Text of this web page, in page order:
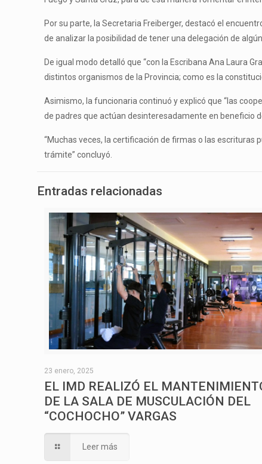
Por su parte, la Secretaria Freiberger, destacó el
de analizar la posibilidad de tener una delegación de
De igual modo detalló que “con la Escribana Ana Laura
distintos organismos de la Provincia; como es la
Asimismo, la funcionaria continuó y explicó que “las
de padres que actúan desinteresadamente en beneficio
“Muchas veces, la certificación de firmas o las
trámite” concluyó.
Entradas relacionadas
23 enero, 2025
EL IMD REALIZÓ EL
DE LA SALA DE MUSCULACIÓN DEL
“COCHOCHO” VARGAS
Leer más